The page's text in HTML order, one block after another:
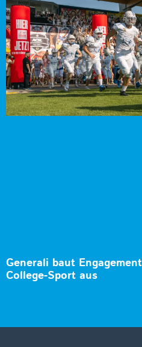
Generali baut
College-Sport aus